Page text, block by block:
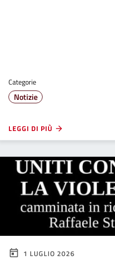
Categorie
Notizie
LEGGI DI PIÙ
1 LUGLIO 2026